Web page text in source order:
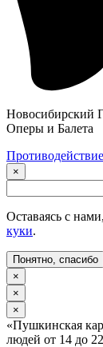
Новосибирский
Оперы и Балета
×
Оставаясь с
куки.
Понятно, спасибо
×
×
×
«Пушкинская
людей от 14 до